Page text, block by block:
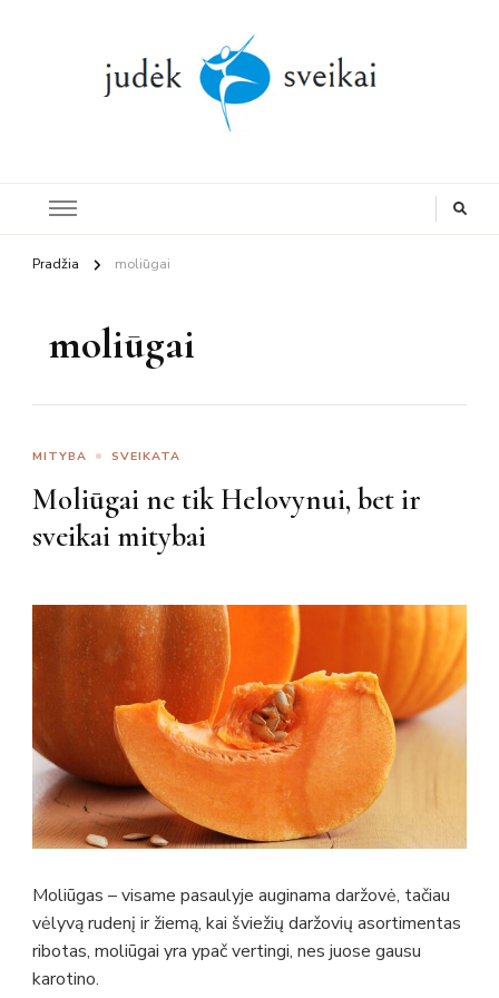
Pradžia moliūgai
moliūgai
MITYBA SVEIKATA
Moliūgai ne tik Helovynui, bet ir
sveikai mitybai
Moliūgas – visame pasaulyje auginama daržovė, tačiau
vėlyvą rudenį ir žiemą, kai šviežių daržovių asortimentas
ribotas, moliūgai yra ypač vertingi, nes juose gausu
karotino.